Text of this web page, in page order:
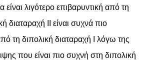
λιγότερο επιβαρυντική από τη
διαταραχή ΙΙ είναι συχνά πιο
τη διπολική διαταραχή Ι λόγω της
που είναι πιο συχνή στη διπολική